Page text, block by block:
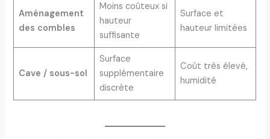
Aménagement
des combles
Moins coûteux si
hauteur
suffisante
Surface et
hauteur limitées
Cave / sous-sol
Surface
supplémentaire
discrète
Coût très élevé,
humidité